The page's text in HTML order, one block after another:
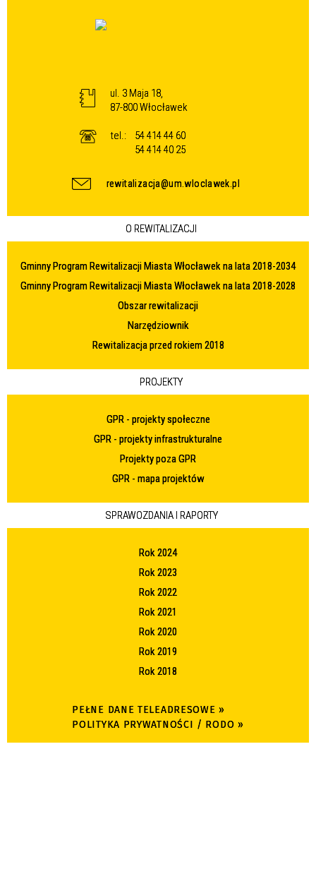
ul. 3 Maja 18,
87-800 Włocławek
tel.:
54 414 44 60
54 414 40 25
rewitalizacja@um.wloclawek.pl
O REWITALIZACJI
Gminny Program Rewitalizacji Miasta Włocławek na lata 2018-2034
Gminny Program Rewitalizacji Miasta Włocławek na lata 2018-2028
Obszar rewitalizacji
Narzędziownik
Rewitalizacja przed rokiem 2018
PROJEKTY
GPR - projekty społeczne
GPR - projekty infrastrukturalne
Projekty poza GPR
GPR - mapa projektów
SPRAWOZDANIA I RAPORTY
Rok 2024
Rok 2023
Rok 2022
Rok 2021
Rok 2020
Rok 2019
Rok 2018
PEŁNE DANE TELEADRESOWE »
POLITYKA PRYWATNOŚCI / RODO »